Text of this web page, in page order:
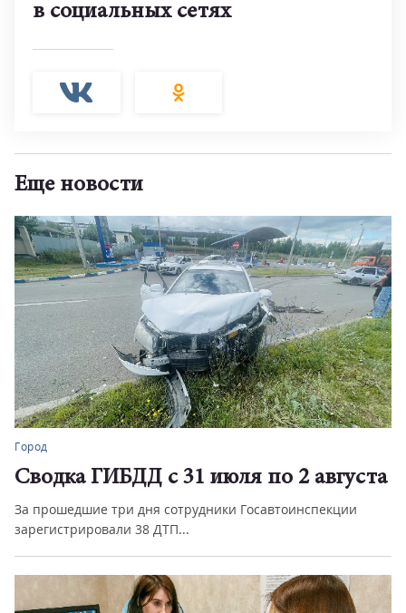
в социальных сетях
Еще новости
Город
Сводка ГИБДД с 31 июля по 2 августа
За прошедшие три дня сотрудники Госавтоинспекции
зарегистрировали 38 ДТП...